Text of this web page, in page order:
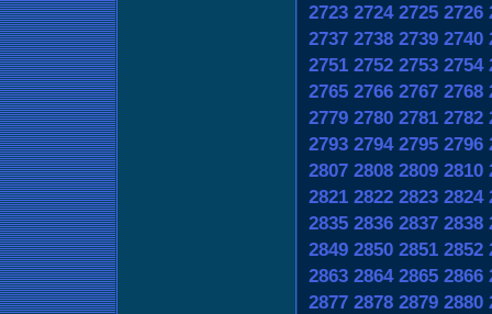
2723 2724 2725 2726
2737 2738 2739 2740
2751 2752 2753 2754
2765 2766 2767 2768
2779 2780 2781 2782
2793 2794 2795 2796
2807 2808 2809 2810
2821 2822 2823 2824
2835 2836 2837 2838
2849 2850 2851 2852
2863 2864 2865 2866
2877 2878 2879 2880